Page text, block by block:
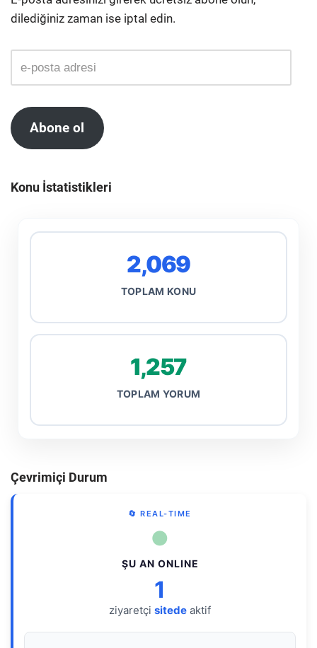
dilediğiniz zaman ise iptal edin.
Abone ol
Konu İstatistikleri
2,069
TOPLAM KONU
1,257
TOPLAM YORUM
Çevrimiçi Durum
🔄 REAL-TIME
●
ŞU AN ONLINE
1
ziyaretçi sitede aktif